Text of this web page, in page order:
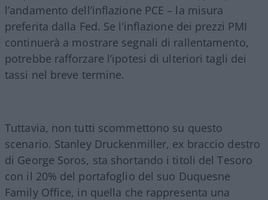
l’andamento dell’inflazione PCE – la misura
preferita dalla Fed. Se l’inflazione dei prezzi PMI
continuerà a mostrare segnali di rallentamento,
potrebbe rafforzare l’ipotesi di ulteriori tagli dei
tassi nel breve termine.
Tuttavia, non tutti scommettono su questo
scenario. Stanley Druckenmiller, ex braccio destro
di George Soros, sta shortando i titoli del Tesoro
con il 20% del portafoglio del suo Duquesne
Family Office, in quella che rappresenta una